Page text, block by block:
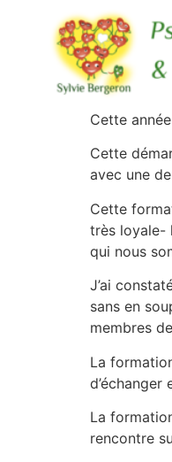
Cette
Cette
avec une
Cette
très loyale-
qui nous
J’ai
sans en
membres
La
La
rencontre